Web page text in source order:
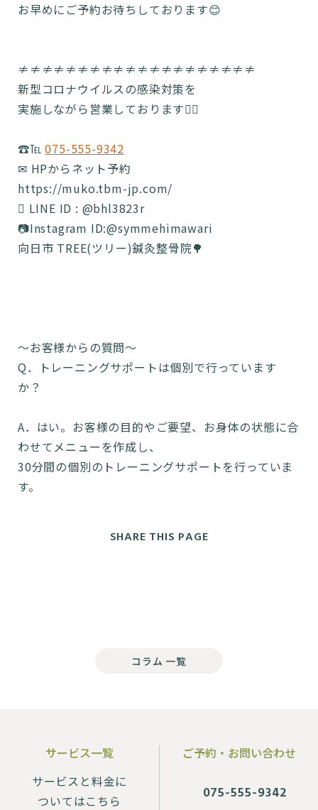
お早めにご予約お待ちしております😊
≠≠≠≠≠≠≠≠≠≠≠≠≠≠≠≠≠≠≠≠
新型コロナウイルスの感染対策を
実施しながら営業しております🙆‍♂️
☎️℡075-555-9342
✉ HPからネット予約
https://muko.tbm-jp.com/
 LINE ID : @bhl3823r
📷Instagram ID:@symmehimawari
向日市 TREE(ツリー)鍼灸整骨院🌳
〜お客様からの質問〜
Q．トレーニングサポートは個別で行っています
か？
A．はい。お客様の目的やご要望、お身体の状態に合
わせてメニューを作成し、
30分間の個別のトレーニングサポートを行っていま
す。
SHARE THIS PAGE
コラム 一覧
サービス一覧
サービスと料金に
ついてはこちら
ご予約・お問い合わせ
075-555-9342